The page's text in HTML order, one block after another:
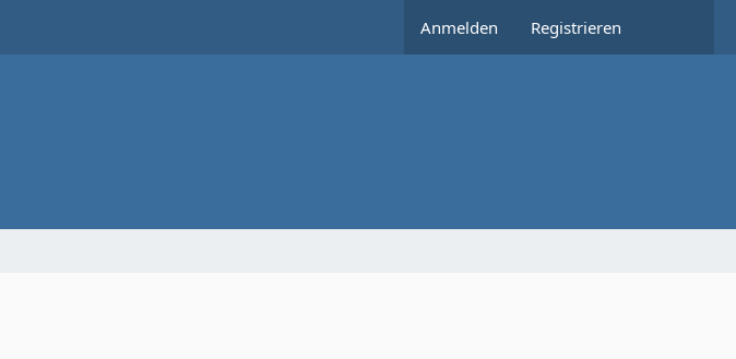
Anmelden Registrieren